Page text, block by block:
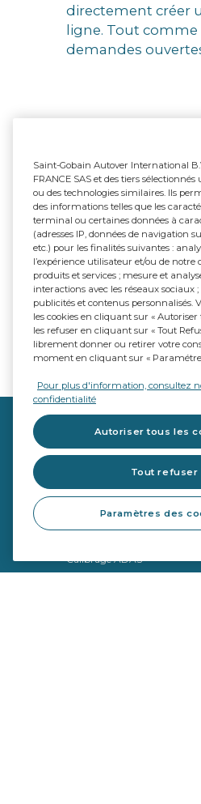
directement créer
ligne. Tout
demandes
Vitrages
Calibrage ADAS
Saint-Gobain Autover International
FRANCE SAS et des tiers
ou des technologies similaires. Ils
des informations telles que les
terminal ou certaines données à
(adresses IP, données de navigation
etc.) pour les finalités suivantes :
l’expérience utilisateur et/ou de notre
produits et services ; mesure et
interactions avec les réseaux sociaux
publicités et contenus personnalisés.
les cookies en cliquant sur « Autoriser
les refuser en cliquant sur « Tout
librement donner ou retirer votre
moment en cliquant sur «
Pour plus d'information, consultez
confidentialité
Autoriser tous les
Tout refuser
Paramètres des